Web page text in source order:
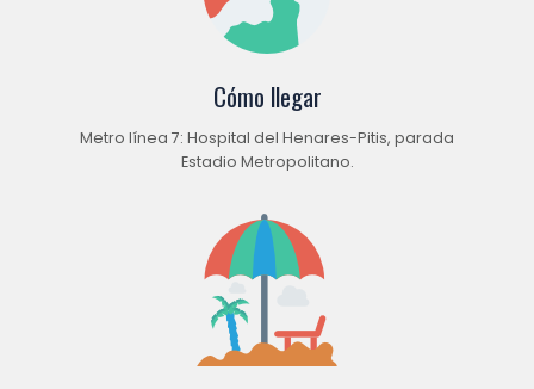
Cómo llegar
Metro línea 7: Hospital del Henares-Pitis, parada
Estadio Metropolitano.